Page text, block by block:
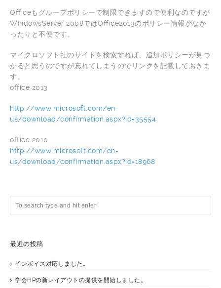
Officeもグループポリシーで制限できますので便利なのですが
WindowsServer 2008ではOffice2013のポリシー情報がなか
ったりと不便です。
マイクロソフト社のサイトを検索すれば、追加ポリシーが見つ
かると思うのですが忘れてしまうのでリンクを記載しておきま
す。
office 2013
http://www.microsoft.com/en-
us/download/confirmation.aspx?id=35554
office 2010
http://www.microsoft.com/en-
us/download/confirmation.aspx?id=18968
最近の投稿
インボイス対応しました。
学会HPの新レイアウトの提供を開始しました。